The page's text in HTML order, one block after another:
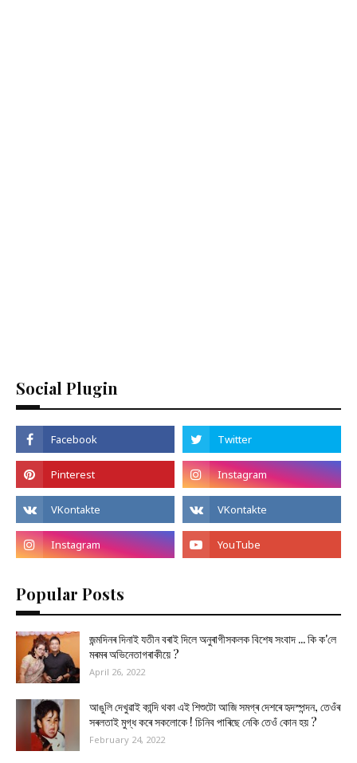
Social Plugin
Popular Posts
জন্মদিনৰ দিনাই যতীন বৰাই দিলে অনুৰাগীসকলক বিশেষ সংবাদ ... কি ক'লে
মৰমৰ অভিনেতাগৰাকীয়ে ?
April 26, 2022
আঙুলি দেখুৱাই কান্দি থকা এই শিশুটো আজি সমগ্ৰ দেশৰে হৃদস্পন্দন, তেওঁৰ
সৰলতাই মুগ্ধ কৰে সকলোকে ! চিনিব পাৰিছে নেকি তেওঁ কোন হয় ?
February 24, 2022